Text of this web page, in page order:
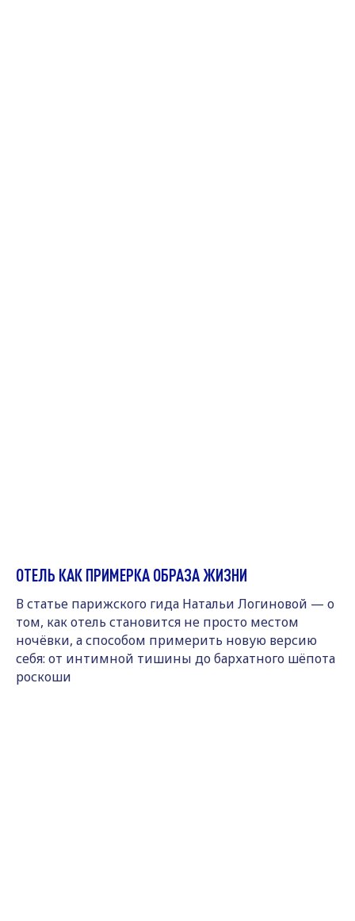
ОТЕЛЬ КАК ПРИМЕРКА ОБРАЗА ЖИЗНИ
В статье парижского гида Натальи Логиновой — о
том, как отель становится не просто местом
ночёвки, а способом примерить новую версию
себя: от интимной тишины до бархатного шёпота
роскоши